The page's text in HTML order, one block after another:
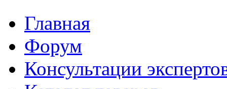
Главная
Форум
Консультации